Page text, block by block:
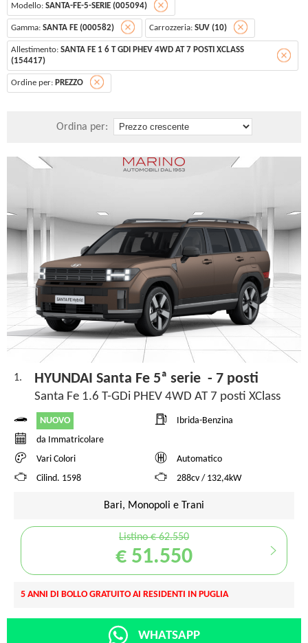
Modello: SANTA-FE-5-SERIE (005094)
Gamma: SANTA FE (000582) Carrozzeria: SUV (10)
Allestimento: SANTA FE 1 6 T GDI PHEV 4WD AT 7 POSTI XCLASS
(154417)
Ordine per: PREZZO
Ordina per:
1. HYUNDAI Santa Fe 5ª serie - 7 posti
Santa Fe 1.6 T-GDi PHEV 4WD AT 7 posti XClass
NUOVO
Ibrida-Benzina
da Immatricolare
Vari Colori
Automatico
Cilind. 1598
288cv / 132,4kW
Bari, Monopoli e Trani
Listino € 62.550
€ 51.550
5 ANNI DI BOLLO GRATUITO AI RESIDENTI IN PUGLIA
WHATSAPP